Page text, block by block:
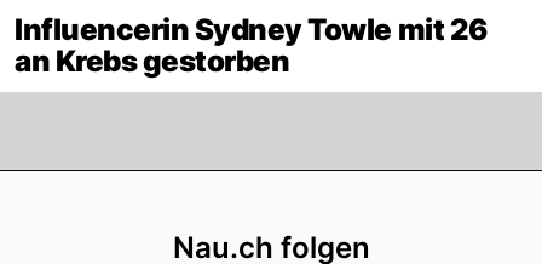
Influencerin Sydney Towle mit 26
an Krebs gestorben
Nau.ch folgen